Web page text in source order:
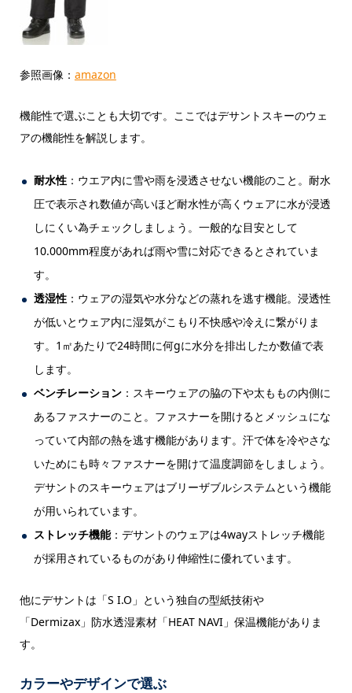
参照画像： amazon
機能性で選ぶことも大切です。ここではデサントスキーのウェ
アの機能性を解説します。
耐水性 ：ウエア内に雪や雨を浸透させない機能のこと。耐水
圧で表示され数値が高いほど耐水性が高くウェアに水が浸透
しにくい為チェックしましょう。一般的な目安として
10.000mm程度があれば雨や雪に対応できるとされていま
す。
透湿性 ：ウェアの湿気や水分などの蒸れを逃す機能。浸透性
が低いとウェア内に湿気がこもり不快感や冷えに繋がりま
す。1㎡あたりで24時間に何gに水分を排出したか数値で表
します。
ベンチレーション ：スキーウェアの脇の下や太ももの内側に
あるファスナーのこと。ファスナーを開けるとメッシュにな
っていて内部の熱を逃す機能があります。汗で体を冷やさな
いためにも時々ファスナーを開けて温度調節をしましょう。
デサントのスキーウェアはブリーザブルシステムという機能
が用いられています。
ストレッチ機能：デサントのウェアは4wayストレッチ機能
が採用されているものがあり伸縮性に優れています。
他にデサントは「S I.O」という独自の型紙技術や
「Dermizax」防水透湿素材「HEAT NAVI」保温機能がありま
す。
カラーやデザインで選ぶ